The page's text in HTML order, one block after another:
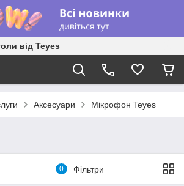
від Teyes
Аксесуари Мікрофон Teyes
0 Фільтри